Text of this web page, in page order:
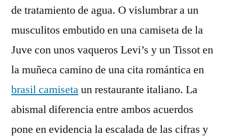
de tratamiento de agua. O vislumbrar a un
musculitos embutido en una camiseta de la
Juve con unos vaqueros Levi’s y un Tissot en
la muñeca camino de una cita romántica en
brasil camisetaun restaurante italiano. La
abismal diferencia entre ambos acuerdos
pone en evidencia la escalada de las cifras y